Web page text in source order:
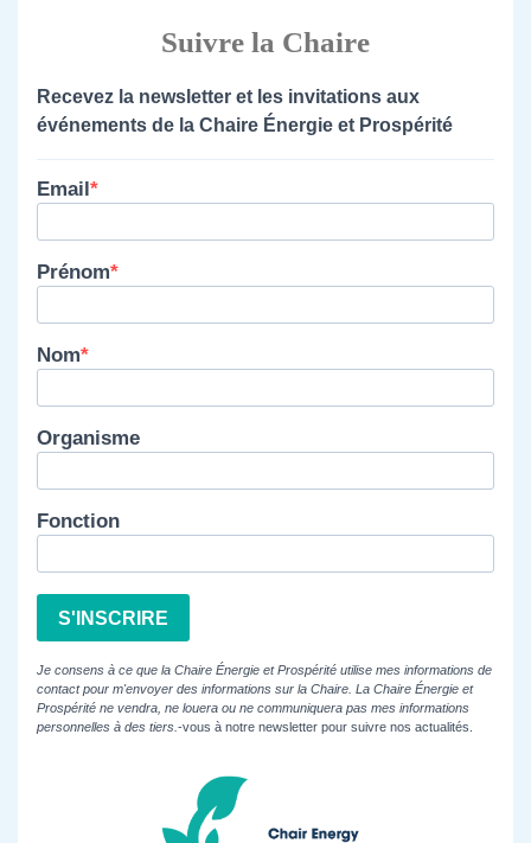
Suivre la Chaire
Recevez la newsletter et les invitations aux
événements de la Chaire Énergie et Prospérité
Email
Prénom
Nom
Organisme
Fonction
S'INSCRIRE
Je consens à ce que la Chaire Énergie et Prospérité utilise mes informations de
contact pour m'envoyer des informations sur la Chaire. La Chaire Énergie et
Prospérité ne vendra, ne louera ou ne communiquera pas mes informations
personnelles à des tiers. -vous à notre newsletter pour suivre nos actualités.